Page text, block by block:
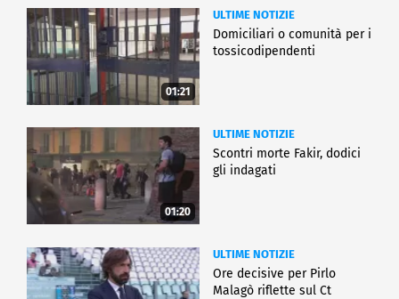
01:21
ULTIME NOTIZIE
Domiciliari o comunità per i
tossicodipendenti
01:20
ULTIME NOTIZIE
Scontri morte Fakir, dodici
gli indagati
ULTIME NOTIZIE
Ore decisive per Pirlo
Malagò riflette sul Ct